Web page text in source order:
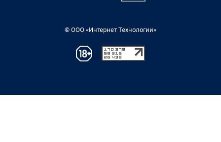
© ООО «Интернет Технологии»